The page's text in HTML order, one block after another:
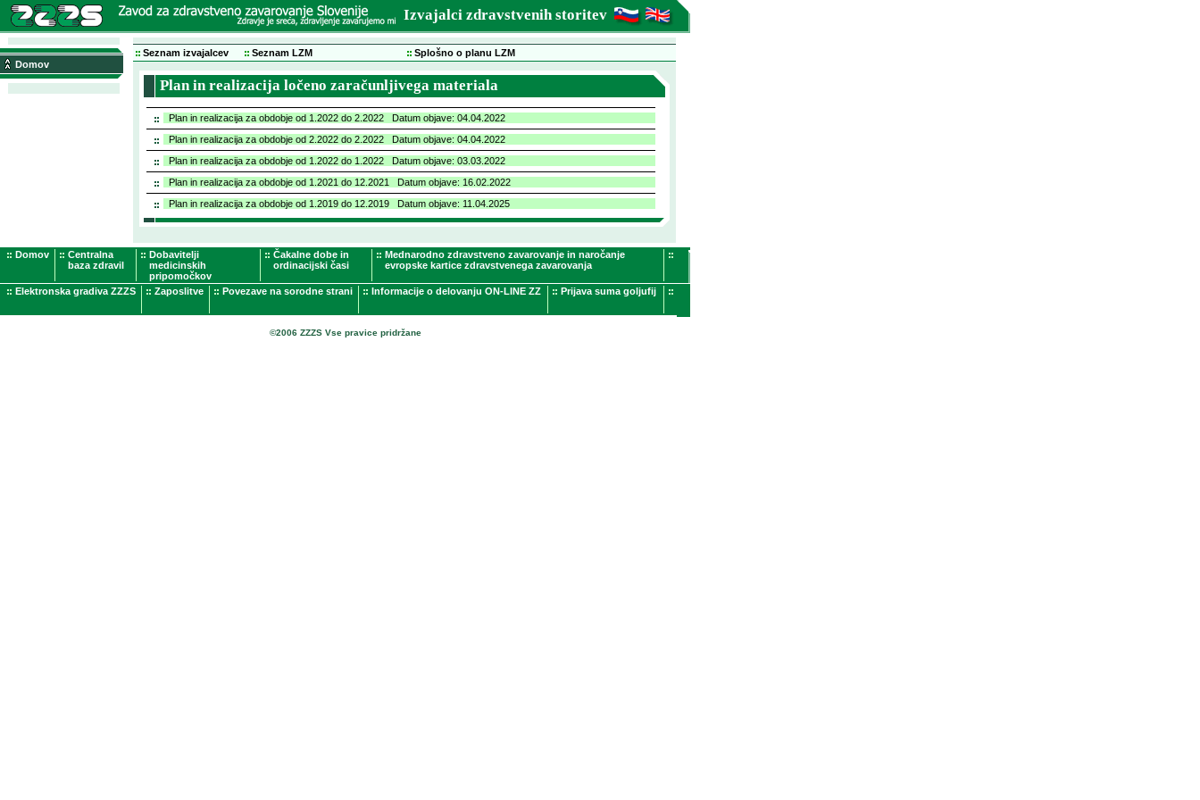
Izvajalci zdravstvenih storitev
Domov
Seznam izvajalcev Seznam LZM Splošno o planu LZM
Plan in realizacija ločeno zaračunljivega materiala
Plan in realizacija za obdobje od 1.2022 do 2.2022 Datum objave: 04.04.2022
Plan in realizacija za obdobje od 2.2022 do 2.2022 Datum objave: 04.04.2022
Plan in realizacija za obdobje od 1.2022 do 1.2022 Datum objave: 03.03.2022
Plan in realizacija za obdobje od 1.2021 do 12.2021 Datum objave: 16.02.2022
Plan in realizacija za obdobje od 1.2019 do 12.2019 Datum objave: 11.04.2025
Domov
Centralna
baza zdravil
Dobavitelji
medicinskih
pripomočkov
Čakalne dobe in
ordinacijski časi
Mednarodno zdravstveno zavarovanje in naročanje
evropske kartice zdravstvenega zavarovanja
Elektronska gradiva ZZZS Zaposlitve Povezave na sorodne strani Informacije o delovanju ON-LINE ZZ Prijava suma goljufij
©2006 ZZZS Vse pravice pridržane